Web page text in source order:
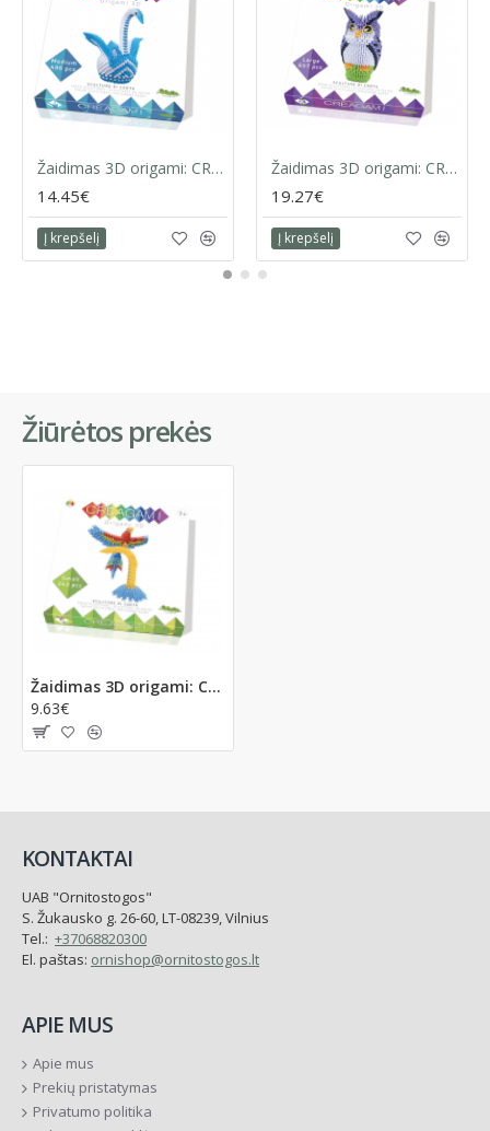
Žaidimas 3D origami: CREAGAMI | GULBĖ
14.45€
Į krepšelį
Žaidimas 3D origami: CREAGAMI | PELĖDA
19.27€
Į krepšelį
Žiūrėtos prekės
Žaidimas 3D origami: CREAGAMI | PAPŪGA
9.63€
KONTAKTAI
UAB "Ornitostogos"
S. Žukausko g. 26-60, LT-08239, Vilnius
Tel.: +37068820300
El. paštas: ornishop@ornitostogos.lt
APIE MUS
Apie mus
Prekių pristatymas
Privatumo politika